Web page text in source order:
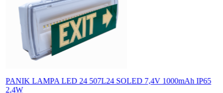
PANIK LAMPA LED 24 507L24 SOLED 7,4V 1000mAh IP65
2,4W